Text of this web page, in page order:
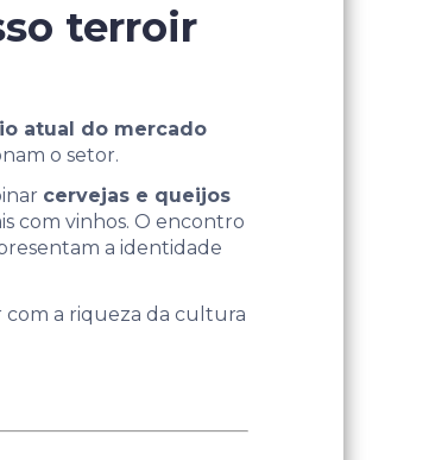
terroir
atual do mercado
o setor.
cervejas e queijos
com vinhos. O encontro
a identidade
com a riqueza da cultura